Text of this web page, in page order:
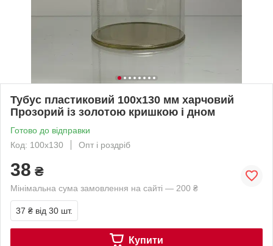
Тубус пластиковий 100х130 мм харчовий
Прозорий із золотою кришкою і дном
Готово до відправки
Код: 100х130
Опт і роздріб
38 ₴
Мінімальна сума замовлення на сайті — 200 ₴
37 ₴ від 30 шт.
Купити